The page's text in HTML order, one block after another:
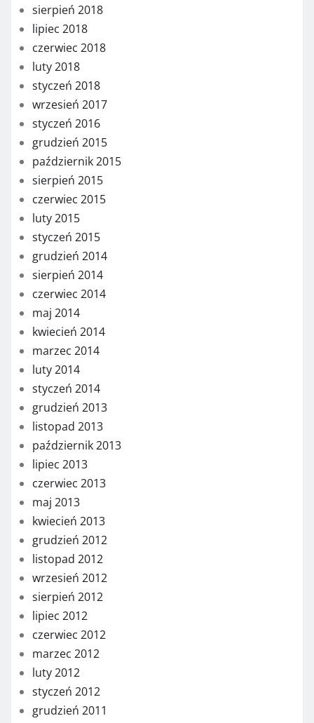
sierpień 2018
lipiec 2018
czerwiec 2018
luty 2018
styczeń 2018
wrzesień 2017
styczeń 2016
grudzień 2015
październik 2015
sierpień 2015
czerwiec 2015
luty 2015
styczeń 2015
grudzień 2014
sierpień 2014
czerwiec 2014
maj 2014
kwiecień 2014
marzec 2014
luty 2014
styczeń 2014
grudzień 2013
listopad 2013
październik 2013
lipiec 2013
czerwiec 2013
maj 2013
kwiecień 2013
grudzień 2012
listopad 2012
wrzesień 2012
sierpień 2012
lipiec 2012
czerwiec 2012
marzec 2012
luty 2012
styczeń 2012
grudzień 2011